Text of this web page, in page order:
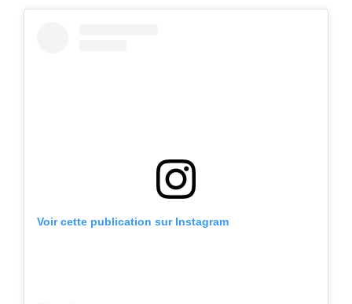
Voir cette publication sur Instagram